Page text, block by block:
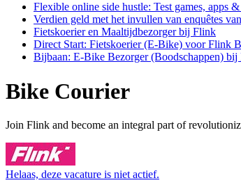
Flexible online side hustle: Test games, apps
Verdien geld met het invullen van enquêtes
Fietskoerier en Maaltijdbezorger bij Flink
Direct Start: Fietskoerier (E-Bike) voor Flink
Bijbaan: E-Bike Bezorger (Boodschappen)
Bike Courier
Join Flink and become an integral part of
Helaas, deze vacature is niet actief.